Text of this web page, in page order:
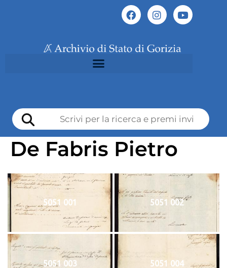
De Fabris Pietro
5051 001 5051 002
5051 003 5051 004